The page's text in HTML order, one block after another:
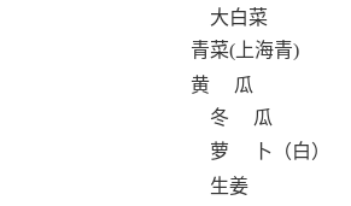
大白菜
青菜(上海青)
黄 瓜
冬 瓜
萝 卜（白）
生姜